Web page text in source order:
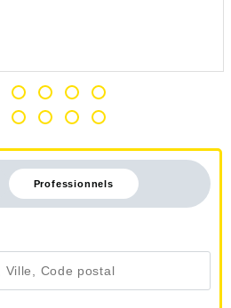
Professionnels